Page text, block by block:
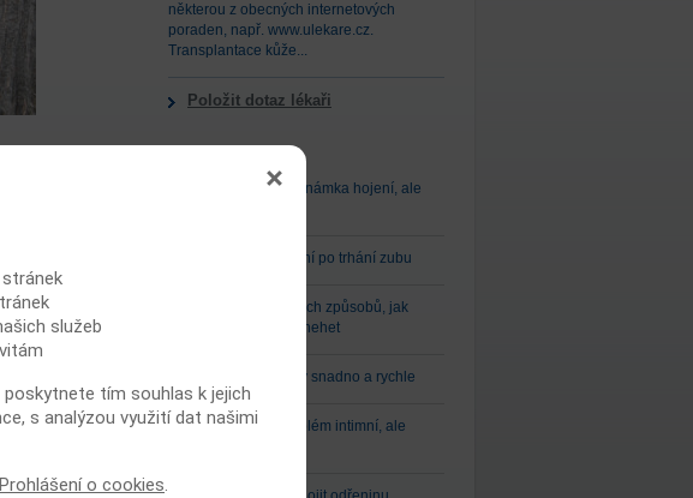
podkožního
a poškozují
do tělní
jako
některou z obecných internetových
poraden, např. www.ulekare.cz.
Transplantace kůže...
Položit dotaz lékaři
Nejčtenější články
Mokvající rána – známka hojení, ale
Jak usnadnit hojení po trhání zubu
Deset jednoduchých způsobů, jak
vyřešit zarůstající nehet
Zbavte se modřiny snadno a rychle
Řitní trhlina – problém intimní, ale
služeb
poskytnete tím souhlas k jejich
s analýzou využití dat našimi
Prohlášení o cookies